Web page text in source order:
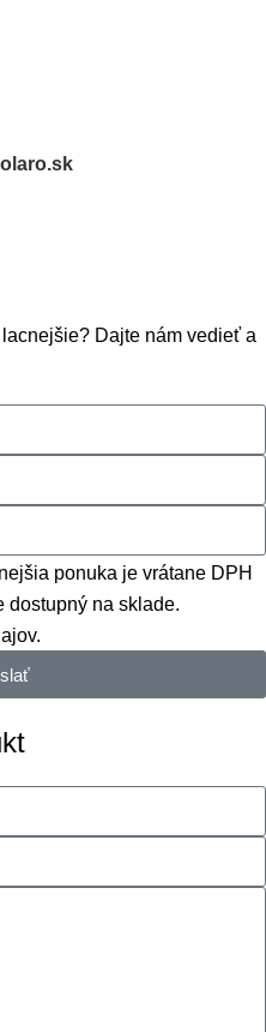
Dajte nám vedieť a
ponuka je vrátane DPH
dostupný na sklade.